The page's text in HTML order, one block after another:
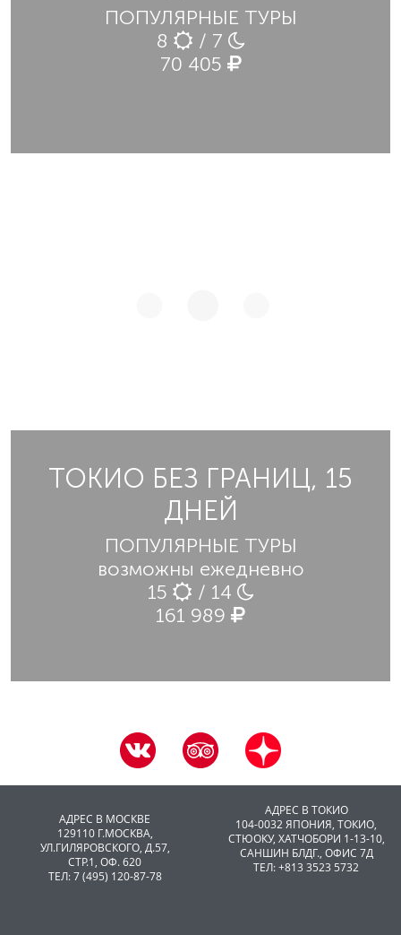
ПОПУЛЯРНЫЕ ТУРЫ
8
/ 7
70 405
ТОКИО БЕЗ ГРАНИЦ, 15
ДНЕЙ
ПОПУЛЯРНЫЕ ТУРЫ
возможны ежедневно
15
/ 14
161 989
АДРЕС В МОСКВЕ
129110 Г.МОСКВА,
УЛ.ГИЛЯРОВСКОГО, Д.57,
СТР.1, ОФ. 620
ТЕЛ: 7 (495) 120-87-78
АДРЕС В ТОКИО
104-0032 ЯПОНИЯ, ТОКИО,
CТЮОКУ, ХАТЧОБОРИ 1-13-10,
САНШИН БЛДГ., ОФИС 7Д
ТЕЛ: +813 3523 5732